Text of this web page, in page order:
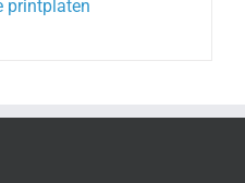
printplaten